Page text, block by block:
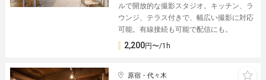
ルで開放的な撮影スタジオ。キッチン、ラ
ウンジ、テラス付きで、幅広い撮影に対応
可能︎。有線接続も可能で配信にも。
2,200円〜/1h
原宿・代々木